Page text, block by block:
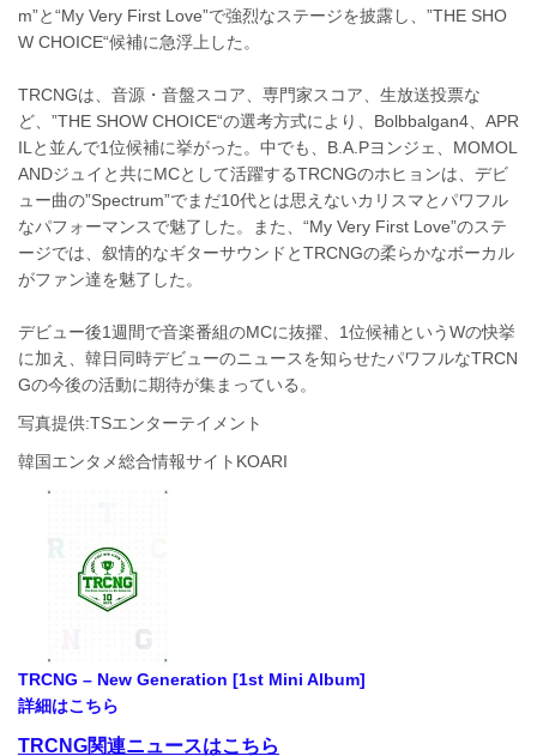
m”と“My Very First Love”で強烈なステージを披露し、”THE SHO
W CHOICE“候補に急浮上した。
TRCNGは、音源・音盤スコア、専門家スコア、生放送投票な
ど、”THE SHOW CHOICE“の選考方式により、Bolbbalgan4、APR
ILと並んで1位候補に挙がった。中でも、B.A.Pヨンジェ、MOMOL
ANDジュイと共にMCとして活躍するTRCNGのホヒョンは、デビ
ュー曲の”Spectrum”でまだ10代とは思えないカリスマとパワフル
なパフォーマンスで魅了した。また、“My Very First Love”のステ
ージでは、叙情的なギターサウンドとTRCNGの柔らかなボーカル
がファン達を魅了した。
デビュー後1週間で音楽番組のMCに抜擢、1位候補というWの快挙
に加え、韓日同時デビューのニュースを知らせたパワフルなTRCN
Gの今後の活動に期待が集まっている。
写真提供:TSエンターテイメント
韓国エンタメ総合情報サイトKOARI
TRCNG – New Generation [1st Mini Album]
詳細はこちら
TRCNG関連ニュースはこちら